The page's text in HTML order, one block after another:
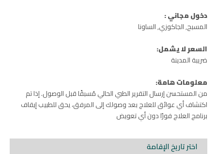
دخول مجاني :
المسبح, الجاكوزي, الساونا
السعر لا يشمل:
ضريبة المدينة
معلومات هامة:
من المستحسن إرسال التقرير الطبي الحالي مُسبقًا قبل الوصول. إذا تم
اكتشاف أي عوائق للعلاج بعد وصولك إلى المرفق، يحق للطبيب إيقاف
برنامج العلاج فورًا دون أي تعويض
اختر تاريخ الإقامة